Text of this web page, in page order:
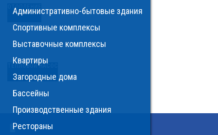
Административно-бытовые здания
Спортивные комплексы
Выставочные комплексы
Квартиры
Загородные дома
Бассейны
Производственные здания
Рестораны
×
ОТОПЛЕНИЕ
ТЕПЛОВОЙ НАСОС
ОЧИСТКА И УВЛАЖНЕНИЕ ВОЗДУХА